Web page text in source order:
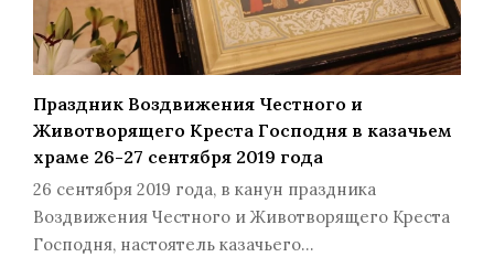
Праздник Воздвижения Честного и
Животворящего Креста Господня в казачьем
храме 26-27 сентября 2019 года
26 сентября 2019 года, в канун праздника
Воздвижения Честного и Животворящего Креста
Господня, настоятель казачьего…